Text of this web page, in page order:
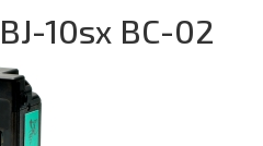
10sx BC-02